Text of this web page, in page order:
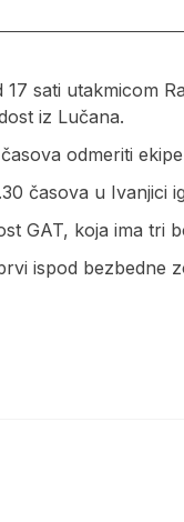
sati utakmicom
iz Lučana.
odmeriti
časova u Ivanjici
GAT, koja ima tri
ispod bezbedne